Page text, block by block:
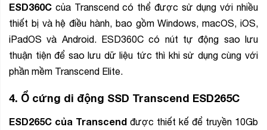
ESD360C của Transcend có thể được sử dụng với nhiều
thiết bị và hệ điều hành, bao gồm Windows, macOS, iOS,
iPadOS và Android. ESD360C có nút tự động sao lưu
thuận tiện để sao lưu dữ liệu tức thì khi sử dụng cùng với
phần mềm Transcend Elite.
4. Ổ cứng di động SSD Transcend ESD265C
ESD265C của Transcend được thiết kế để truyền 10Gb